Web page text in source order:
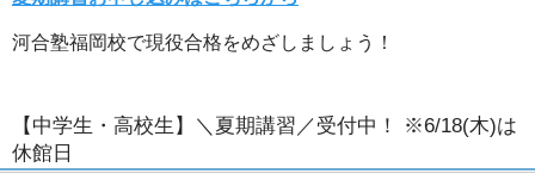
河合塾福岡校で現役合格をめざしましょう！
【中学生・高校生】＼夏期講習／受付中！ ※6/18(木)は
休館日